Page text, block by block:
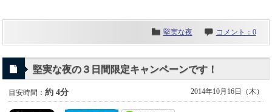
堅実な夜 コメント：0
堅実な夜の３日間限定キャンペーンです！
目安時間：約 4分 2014年10月16日（木）